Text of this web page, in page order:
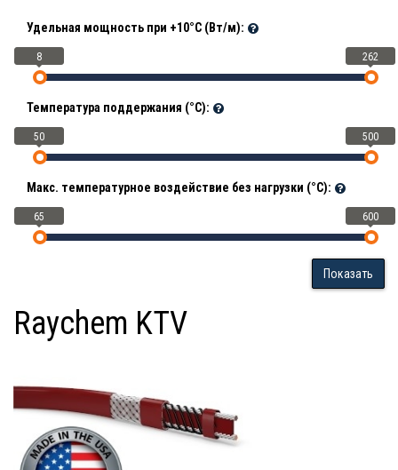
Удельная мощность при +10°С (Вт/м):
8 262
Температура поддержания (°С):
50 500
Макс. температурное воздействие без нагрузки (°С):
65 600
Показать
Raychem KTV